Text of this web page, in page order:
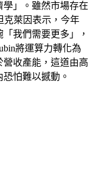
」。雖然市場存在
克萊因表示，今年
我們需要更多」，
將運算力轉化為
收產能，這道由高
怕難以撼動。